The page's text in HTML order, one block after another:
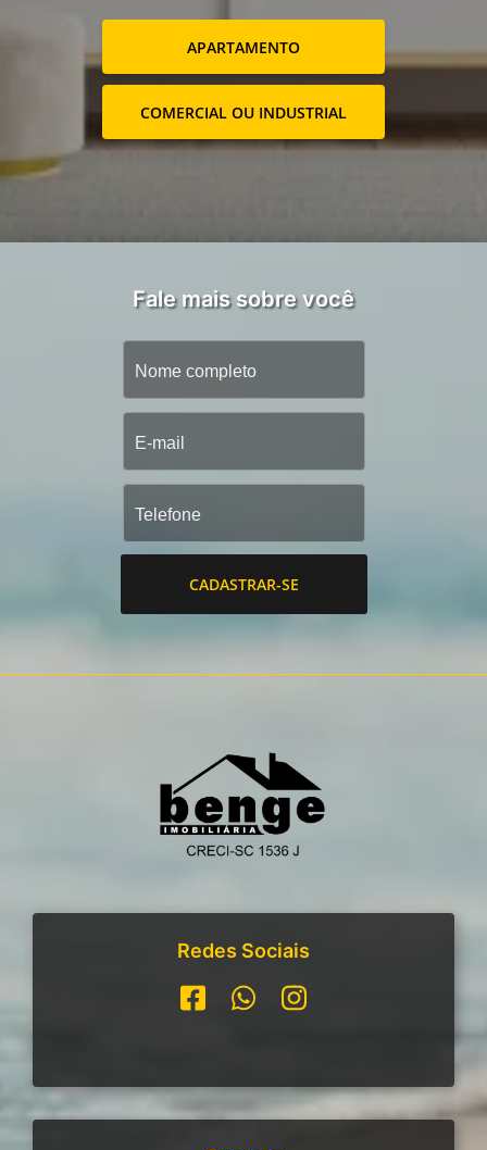
APARTAMENTO
COMERCIAL OU INDUSTRIAL
Fale mais sobre você
CADASTRAR-SE
Redes Sociais